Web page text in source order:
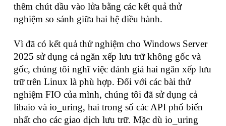
thêm chút dầu vào lửa bằng các kết quả thử
nghiệm so sánh giữa hai hệ điều hành.
Vì đã có kết quả thử nghiệm cho Windows Server
2025 sử dụng cả ngăn xếp lưu trữ không gốc và
gốc, chúng tôi nghĩ việc đánh giá hai ngăn xếp lưu
trữ trên Linux là phù hợp. Đối với các bài thử
nghiệm FIO của mình, chúng tôi đã sử dụng cả
libaio và io_uring, hai trong số các API phổ biến
nhất cho các giao dịch lưu trữ. Mặc dù io_uring